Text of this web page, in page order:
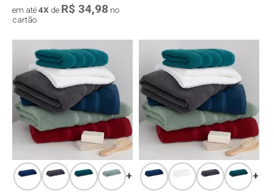
em até4X de R$ 34,98 no
cartão
Compra rápida
Compra rápida
+ +